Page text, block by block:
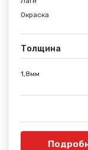
Окраска
Толщина
1,8мм